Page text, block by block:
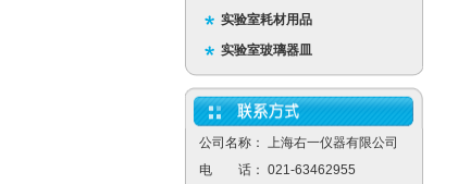
实验室耗材用品
实验室玻璃器皿
公司名称： 上海右一仪器有限公司
电 话： 021-63462955